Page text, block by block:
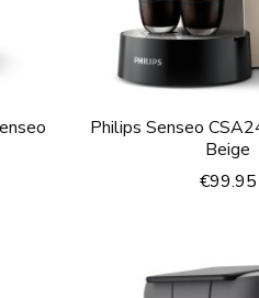
Philips Senseo
Beige
€99.95